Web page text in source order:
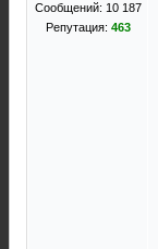
Сообщений: 10 187
Репутация: 463